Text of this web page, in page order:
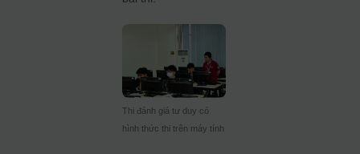
Thi đánh giá tư duy có
hình thức thi trên máy tính